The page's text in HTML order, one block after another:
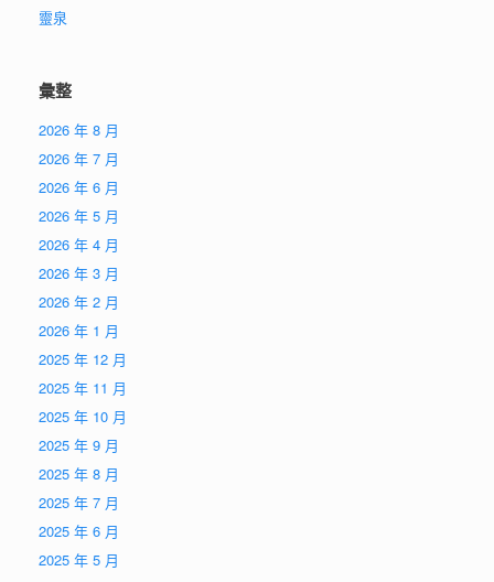
靈泉
彙整
2026 年 8 月
2026 年 7 月
2026 年 6 月
2026 年 5 月
2026 年 4 月
2026 年 3 月
2026 年 2 月
2026 年 1 月
2025 年 12 月
2025 年 11 月
2025 年 10 月
2025 年 9 月
2025 年 8 月
2025 年 7 月
2025 年 6 月
2025 年 5 月